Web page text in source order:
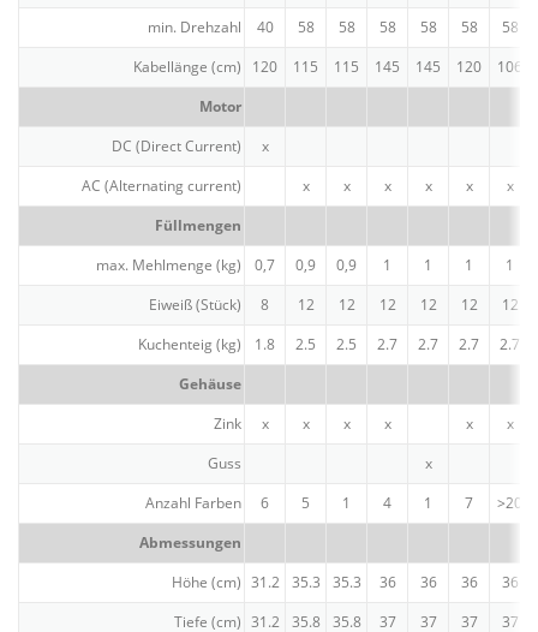
min. Drehzahl
40 58 58 58 58 58
58
Kabel­länge (cm)
120 115 115 145 145 120
106
Motor
DC (Direct Current)
x
AC (Alter­nating current)
x x x x x
x
Füllmengen
max. Mehlmenge (kg)
0,7 0,9 0,9 1 1 1
1
Eiweiß (Stück)
8 12 12 12 12 12
12
Kuchenteig (kg)
1.8 2.5 2.5 2.7 2.7 2.7
2.7
Gehäuse
Zink
x x x x x
x
Guss
x
Anzahl Farben
6 5 1 4 1 7
>20
Abmes­sungen
Höhe (cm) 31.2 35.3 35.3 36 36 36
36
Tiefe (cm) 31.2 35.8 35.8 37 37 37
37